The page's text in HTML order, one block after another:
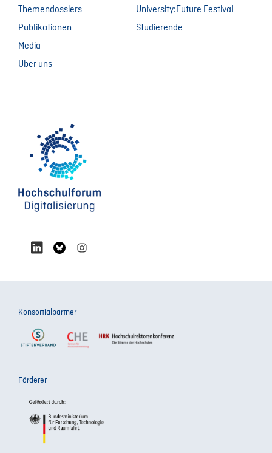
Themendossiers
Publikationen
Media
Über uns
University:Future Festival
Studierende
Konsortialpartner
Förderer